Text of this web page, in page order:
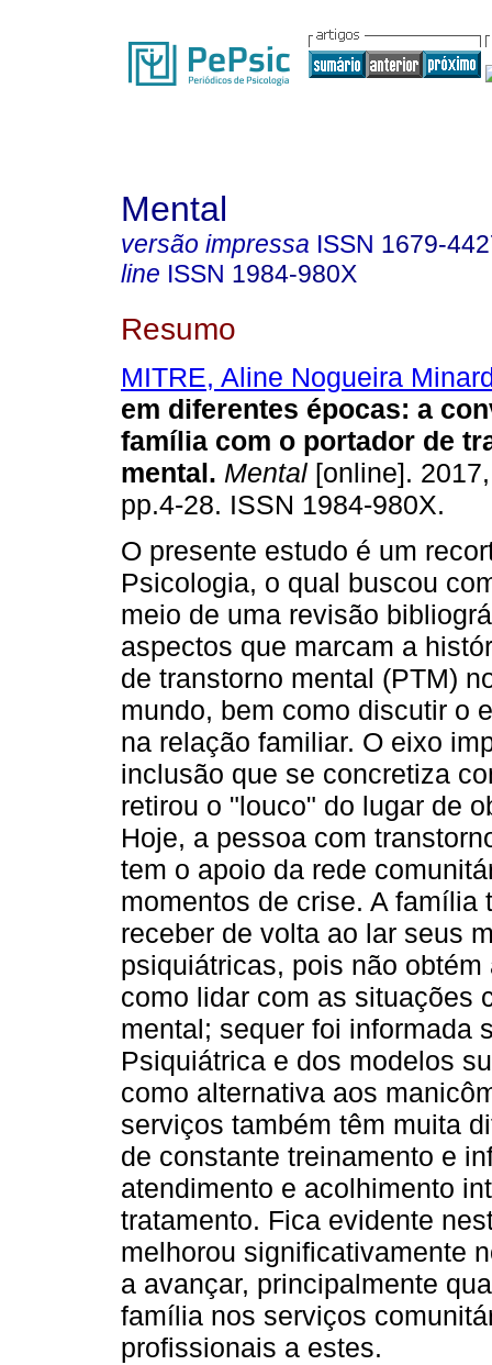
Mental
versão impressa ISSN 1679-
line ISSN 1984-980X
Resumo
MITRE, Aline Nogueira
em diferentes épocas: a
família com o portador de
mental. Mental [online].
pp.4-28. ISSN 1984-980X.
O presente estudo é um
Psicologia, o qual buscou
meio de uma revisão
aspectos que marcam a
de transtorno mental (PTM)
mundo, bem como discutir o
na relação familiar. O eixo
inclusão que se concretiza
retirou o "louco" do lugar de
Hoje, a pessoa com
tem o apoio da rede
momentos de crise. A
receber de volta ao lar seus
psiquiátricas, pois não
como lidar com as situações
mental; sequer foi informada
Psiquiátrica e dos modelos
como alternativa aos
serviços também têm muita
de constante treinamento e
atendimento e acolhimento
tratamento. Fica evidente
melhorou significativamente
a avançar, principalmente
família nos serviços
profissionais a estes.